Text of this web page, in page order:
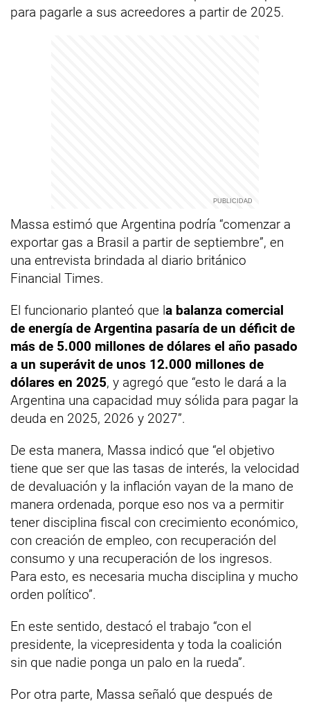
para pagarle a sus acreedores a partir de 2025.
Massa estimó que Argentina podría “comenzar a
exportar gas a Brasil a partir de septiembre”, en
una entrevista brindada al diario británico
Financial Times.
El funcionario planteó que la balanza comercial
de energía de Argentina pasaría de un déficit de
más de 5.000 millones de dólares el año pasado
a un superávit de unos 12.000 millones de
dólares en 2025, y agregó que “esto le dará a la
Argentina una capacidad muy sólida para pagar la
deuda en 2025, 2026 y 2027”.
De esta manera, Massa indicó que “el objetivo
tiene que ser que las tasas de interés, la velocidad
de devaluación y la inflación vayan de la mano de
manera ordenada, porque eso nos va a permitir
tener disciplina fiscal con crecimiento económico,
con creación de empleo, con recuperación del
consumo y una recuperación de los ingresos.
Para esto, es necesaria mucha disciplina y mucho
orden político”.
En este sentido, destacó el trabajo “con el
presidente, la vicepresidenta y toda la coalición
sin que nadie ponga un palo en la rueda”.
Por otra parte, Massa señaló que después de